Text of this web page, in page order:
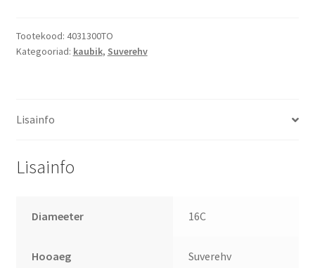
Tootekood: 4031300TO
Kategooriad: kaubik, Suverehv
Lisainfo
Lisainfo
Diameeter 16C
Hooaeg Suverehv